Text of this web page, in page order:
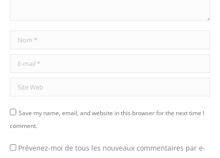
Nom *
E-mail *
Site Web
Save my name, email, and website in this browser for the next time I
comment.
Prévenez-moi de tous les nouveaux commentaires par e-